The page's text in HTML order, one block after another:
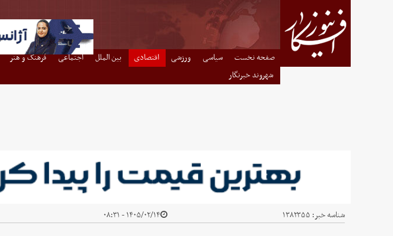
صفحه نخست سیاسی ورزشی اقتصادی بین الملل اجتماعی فرهنگ و هنر
شهروند خبرنگار
شناسه خبر: ۱۳۸۲۳۵۵ ۱۴۰۵/۰۲/۱۴ - ۰۸:۳۱